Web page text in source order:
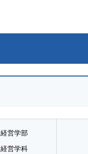
経営学部
経営学科